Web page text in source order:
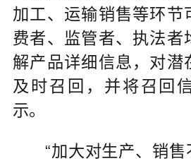
加工、运输销售等环节
费者、监管者、执法者
解产品详细信息，对潜
及时召回，并将召回
示。
“加大对生产、销售